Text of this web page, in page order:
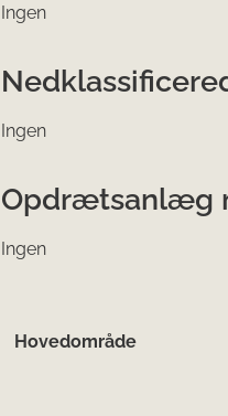
Ingen
Ingen
Opdrætsanlæg
Ingen
Hovedområde